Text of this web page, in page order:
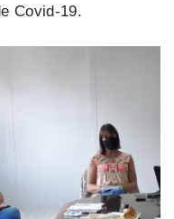
Covid-19.